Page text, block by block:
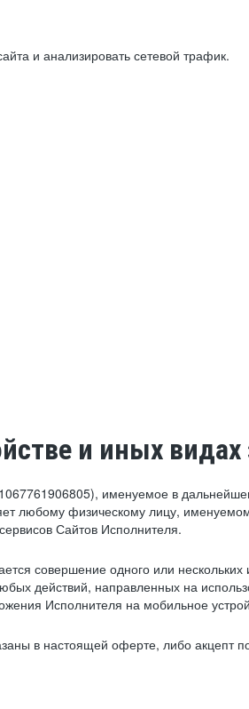
и анализировать сетевой трафик.
и иных видах
именуемое в
любому физическому лицу,
Сайтов Исполнителя.
совершение одного или нескольких
действий, направленных на
Исполнителя на мобильное
в настоящей оферте, либо акцепт